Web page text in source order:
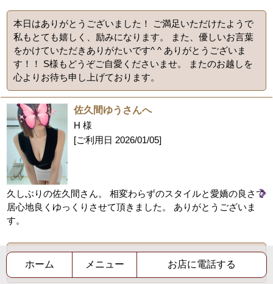
本日はありがとうございました！ ご満足いただけたようで
私もとても嬉しく、励みになります。 また、優しいお言葉
をかけていただきありがたいです^ ^ ありがとうございま
す！！ S様もどうぞご自愛くださいませ。 またのお越しを
心よりお待ち申し上げております。
佐久間ゆうさんへ
H 様
[ご利用日 2026/01/05]
久しぶりの佐久間さん。 相変わらずのスタイルと愛嬌の良さで
居心地良くゆっくりさせて頂きました。 ありがとうございま
す。
久しぶりにお会いできて嬉しかったです！またタイミング
が合えばぜひゆっくりしにいらしてください！
ホーム メニュー お店に電話する